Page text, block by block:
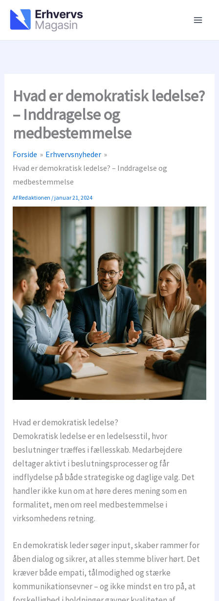
Hvad er demokratisk ledelse?
– Inddragelse og
medbestemmelse
Forside
Erhvervsnyheder
Hvad er demokratisk ledelse? – Inddragelse og
medbestemmelse
AfRedaktionen /januar 21, 2024
Hvad er demokratisk ledelse?
Demokratisk ledelse er en ledelsesstil, hvor
beslutninger træffes i fællesskab. Medarbejdere
deltager aktivt i beslutningsprocesser og får
indflydelse på både strategiske og daglige valg. Det
handler ikke kun om at høre deres mening som en
formalitet, men om reel medbestemmelse i
virksomhedens retning.
En demokratisk leder søger input, skaber rammer for
åben dialog og sikrer, at alles stemme bliver hørt. Det
kræver både empati, tålmodighed og stærke
kommunikationsevner – og ikke mindst en tro på, at